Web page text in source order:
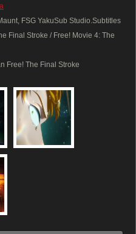
FSG YakuSub Studio.Subtitles
Final Stroke / Free! Movie 4: The
Free! The Final Stroke